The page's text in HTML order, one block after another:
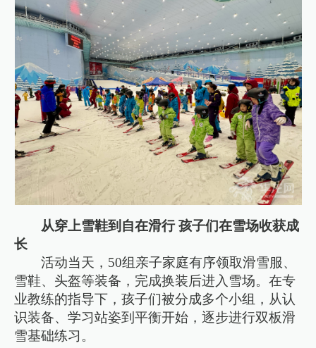
从穿上雪鞋到自在滑行 孩子们在雪场收获成
长
活动当天，50组亲子家庭有序领取滑雪服、
雪鞋、头盔等装备，完成换装后进入雪场。在专
业教练的指导下，孩子们被分成多个小组，从认
识装备、学习站姿到平衡开始，逐步进行双板滑
雪基础练习。